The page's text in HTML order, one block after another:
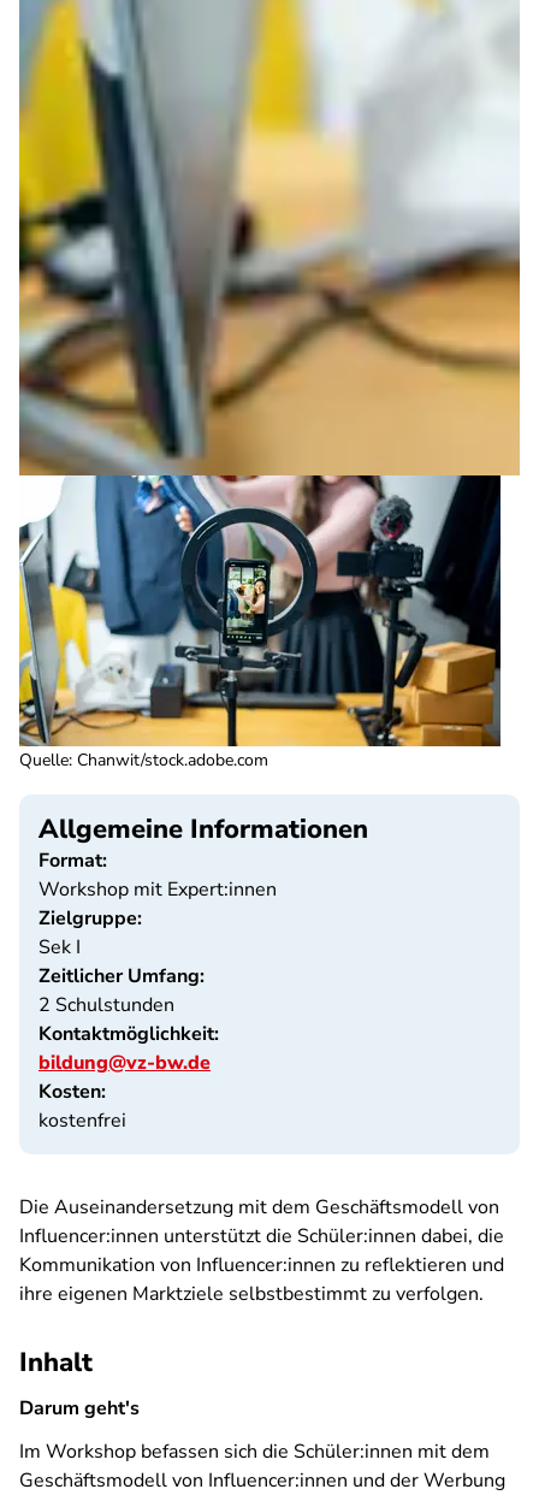
Quelle: Chanwit/stock.adobe.com
Allgemeine Informationen
Format:
Workshop mit Expert:innen
Zielgruppe:
Sek I
Zeitlicher Umfang:
2 Schulstunden
Kontaktmöglichkeit:
bildung@vz-bw.de
Kosten:
kostenfrei
Die Auseinandersetzung mit dem Geschäftsmodell von
Influencer:innen unterstützt die Schüler:innen dabei, die
Kommunikation von Influencer:innen zu reflektieren und
ihre eigenen Marktziele selbstbestimmt zu verfolgen.
Inhalt
Darum geht's
Im Workshop befassen sich die Schüler:innen mit dem
Geschäftsmodell von Influencer:innen und der Werbung